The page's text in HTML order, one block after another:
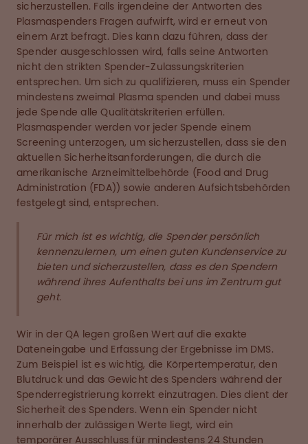
sicherzustellen. Falls irgendeine der Antworten des
Plasmaspenders Fragen aufwirft, wird er erneut von
einem Arzt befragt. Dies kann dazu führen, dass der
Spender ausgeschlossen wird, falls seine Antworten
nicht den strikten Spender-Zulassungskriterien
entsprechen. Um sich zu qualifizieren, muss ein Spender
mindestens zweimal Plasma spenden und dabei muss
jede Spende alle Qualitätskriterien erfüllen.
Plasmaspender werden vor jeder Spende einem
Screening unterzogen, um sicherzustellen, dass sie den
aktuellen Sicherheitsanforderungen, die durch die
amerikanische Arzneimittelbehörde (Food and Drug
Administration (FDA)) sowie anderen Aufsichtsbehörden
festgelegt sind, entsprechen.
Für mich ist es wichtig, die Spender persönlich
kennenzulernen, um einen guten Kundenservice zu
bieten und sicherzustellen, dass es den Spendern
während ihres Aufenthalts bei uns im Zentrum gut
geht.
Wir in der QA legen großen Wert auf die exakte
Dateneingabe und Erfassung der Ergebnisse im DMS.
Zum Beispiel ist es wichtig, die Körpertemperatur, den
Blutdruck und das Gewicht des Spenders während der
Spenderregistrierung korrekt einzutragen. Dies dient der
Sicherheit des Spenders. Wenn ein Spender nicht
innerhalb der zulässigen Werte liegt, wird ein
temporärer Ausschluss für mindestens 24 Stunden